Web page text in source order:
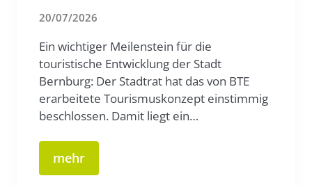
20/07/2026
Ein wichtiger Meilenstein für die
touristische Entwicklung der Stadt
Bernburg: Der Stadtrat hat das von BTE
erarbeitete Tourismuskonzept einstimmig
beschlossen. Damit liegt ein…
mehr